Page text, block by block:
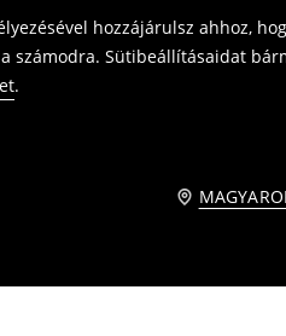
hozzájárulsz ahhoz,
számodra. Sütibeállításaidat
.